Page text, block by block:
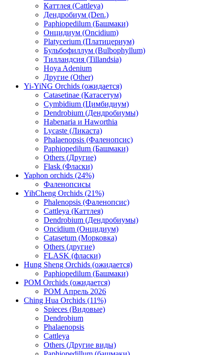
Каттлея (Cattleya)
Дендробиум (Den.)
Paphiopedilum (Башмаки)
Онцидиум (Oncidium)
Platycerium (Платицериум)
Бульбофиллум (Bulbophyllum)
Тилландсия (Tillandsia)
Hoya Adenium
Другие (Other)
Yi-YiNG Orchids (ожидается)
Catasetinae (Катасетум)
Cymbidium (Цимбидиум)
Dendrobium (Дендробиумы)
Habenaria и Haworthia
Lycaste (Ликаста)
Phalaenopsis (Фаленопсис)
Paphiopedilum (Башмаки)
Others (Другие)
Flask (Фласки)
Yaphon orchids (24%)
Фаленопсисы
YihCheng Orchids (21%)
Phalenopsis (Фаленопсис)
Cattleya (Каттлея)
Dendrobium (Дендробиумы)
Oncidium (Онцидиум)
Catasetum (Морковка)
Others (другие)
FLASK (фласки)
Hung Sheng Orchids (ожидается)
Paphiopedilum (Башмаки)
POM Orchids (ожидается)
POM Апрель 2026
Ching Hua Orchids (11%)
Spieces (Видовые)
Dendrobium
Phalaenopsis
Cattleya
Others (Другие виды)